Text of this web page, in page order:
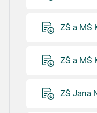
ZŠ a MŠ
ZŠ a MŠ
ZŠ Jana